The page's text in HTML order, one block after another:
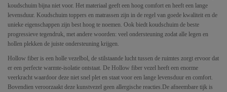
koudschuim bijna niet voor. Het materiaal geeft een hoog comfort en heeft een lange
levensduur. Koudschuim toppers en matrassen zijn in de regel van goede kwaliteit en de
unieke eigenschappen zijn best hoog te noemen. Ook biedt koudschuim de beste
progressieve tegendruk, met andere woorden: veel ondersteuning zodat alle legen en
hollen plekken de juiste ondersteuning krijgen.
Hollow fiber is een holle vezelbol, de stilstaande lucht tussen de ruimtes zorgt ervoor dat
er een perfecte warmte-isolatie ontstaat. De Hollow fiber vezel heeft een enorme
veerkracht waardoor deze niet snel plet en staat voor een lange levensduur en comfort.
Bovendien veroorzaakt deze kunstvezel geen allergische reacties.De afneembare tijk is